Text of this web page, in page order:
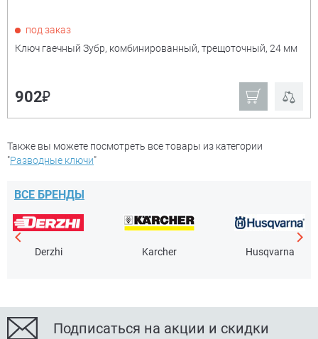
под заказ
Ключ гаечный Зубр, комбинированный, трещоточный, 24 мм
902₽
Также вы можете посмотреть все товары из категории
"Разводные ключи"
ВСЕ БРЕНДЫ
Derzhi Karcher Husqvarna
Подписаться на акции и скидки